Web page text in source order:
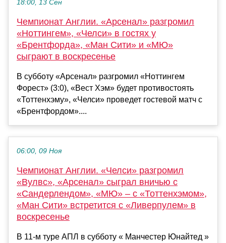
18:00, 13 Сен
Чемпионат Англии. «Арсенал» разгромил
«Ноттингем», «Челси» в гостях у
«Брентфорда», «Ман Сити» и «МЮ»
сыграют в воскресенье
В субботу «Арсенал» разгромил «Ноттингем
Форест» (3:0), «Вест Хэм» будет противостоять
«Тоттенхэму», «Челси» проведет гостевой матч с
«Брентфордом»....
06:00, 09 Ноя
Чемпионат Англии. «Челси» разгромил
«Вулвс», «Арсенал» сыграл вничью с
«Сандерлендом», «МЮ» – с «Тоттенхэмом»,
«Ман Сити» встретится с «Ливерпулем» в
воскресенье
В 11-м туре АПЛ в субботу « Манчестер Юнайтед »